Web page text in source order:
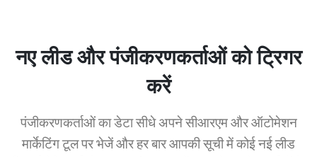
नए लीड और पंजीकरणकर्ताओं को ट्रिगर
करें
पंजीकरणकर्ताओं का डेटा सीधे अपने सीआरएम और ऑटोमेशन
मार्केटिंग टूल पर भेजें और हर बार आपकी सूची में कोई नई लीड